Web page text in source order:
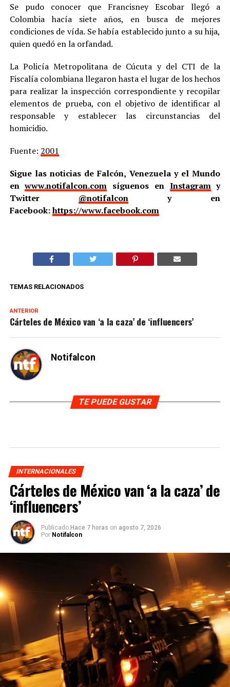
Se pudo conocer que Francisney Escobar llegó a
Colombia hacía siete años, en busca de mejores
condiciones de vída. Se había establecido junto a su hija,
quien quedó en la orfandad.
La Policía Metropolitana de Cúcuta y del CTI de la
Fiscalía colombiana llegaron hasta el lugar de los hechos
para realizar la inspección correspondiente y recopilar
elementos de prueba, con el objetivo de identificar al
responsable y establecer las circunstancias del
homicidio.
Fuente: 2001
Sigue las noticias de Falcón, Venezuela y el Mundo
enwww.notifalcon.com síguenos en Instagramy
Twitter @notifalcony en
Facebook:https://www.facebook.com
TEMAS RELACIONADOS
ANTERIOR
Cárteles de México van ‘a la caza’ de ‘influencers’
Notifalcon
TE PUEDE GUSTAR
INTERNACIONALES
Cárteles de México van ‘a la caza’ de
‘influencers’
Publicado Hace 7 horas on agosto 7, 2026
Por Notifalcon